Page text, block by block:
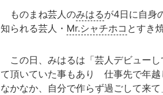
ものまね芸人のみはるが4日に自身
知られる芸人・ Mr.シャチホコ とすき
この日、みはるは「芸人デビュー
て頂いていた事もあり 仕事先で年
なかなか、自分で作らず過ごして来